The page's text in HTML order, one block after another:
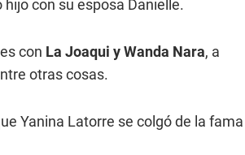
con su esposa Danielle.
con La Joaqui y Wanda Nara, a
otras cosas.
Yanina Latorre se colgó de la fama